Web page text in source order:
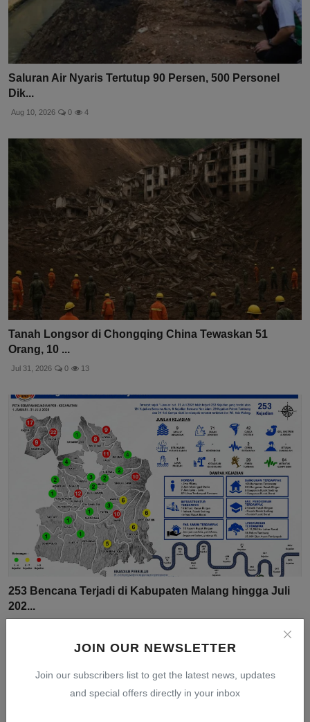
JOIN OUR NEWSLETTER
Join our subscribers list to get the latest news, updates
and special offers directly in your inbox
Saluran Air Nyaris Tertutup 90 Persen, 500 Personel
Dik...
Aug 10, 2026 0 4
Tanah Longsor di Chongqing China Tewaskan 51
Orang, 10 ...
Jul 31, 2026 0 13
253 Bencana Terjadi di Kabupaten Malang hingga Juli
202...